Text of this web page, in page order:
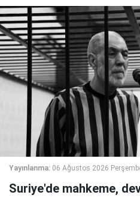
Yayınlanma: 06 Ağustos 2026
Suriye'de mahkeme,